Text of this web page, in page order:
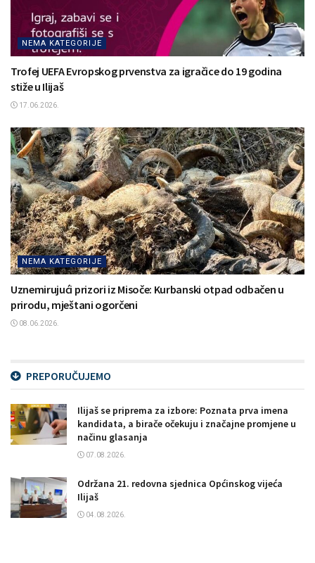
NEMA KATEGORIJE
Trofej UEFA Evropskog prvenstva za igračice do 19 godina
stiže u Ilijaš
17.06.2026.
NEMA KATEGORIJE
Uznemirujući prizori iz Misoče: Kurbanski otpad odbačen u
prirodu, mještani ogorčeni
08.06.2026.
PREPORUČUJEMO
Ilijaš se priprema za izbore: Poznata prva imena
kandidata, a birače očekuju i značajne promjene u
načinu glasanja
07.08.2026.
Održana 21. redovna sjednica Općinskog vijeća
Ilijaš
04.08.2026.